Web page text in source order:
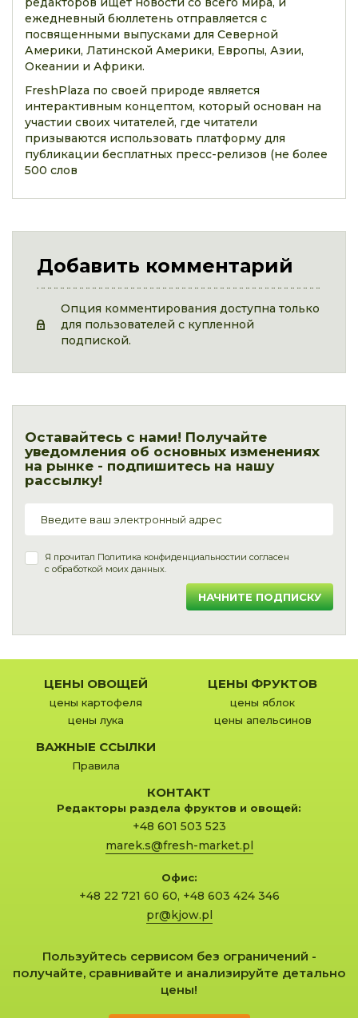
ежедневный бюллетень отправляется с
посвященными выпусками для Северной
Америки, Латинской Америки, Европы, Азии,
Океании и Африки.
FreshPlaza по своей природе является
интерактивным концептом, который основан на
участии своих читателей, где читатели
призываются использовать платформу для
публикации бесплатных пресс-релизов (не более
500 слов
Добавить комментарий
Опция комментирования доступна только
для пользователей с купленной
подпиской.
Оставайтесь с нами! Получайте
уведомления об основных изменениях
на рынке - подпишитесь на нашу
рассылку!
Я прочитал Политика конфиденциальностии согласен
с обработкой моих данных.
НАЧНИТЕ ПОДПИСКУ
ЦЕНЫ ОВОЩЕЙ
цены картофеля
цены лука
ЦЕНЫ ФРУКТОВ
цены яблок
цены апельсинов
ВАЖНЫЕ ССЫЛКИ
Правила
КОНТАКТ
Редакторы раздела фруктов и овощей:
+48 601 503 523
marek.s@fresh-market.pl
Офис:
+48 22 721 60 60, +48 603 424 346
pr@kjow.pl
Пользуйтесь сервисом без ограничений -
получайте, сравнивайте и анализируйте детально
цены!